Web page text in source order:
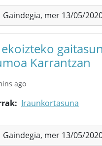
Gaindegia, mer 13/05/
Karrantzan
ago
Iraunkortasuna
Gaindegia, mer 13/05/